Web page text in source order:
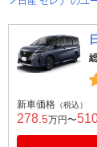
新車価格 （税込）
278 .5万円〜